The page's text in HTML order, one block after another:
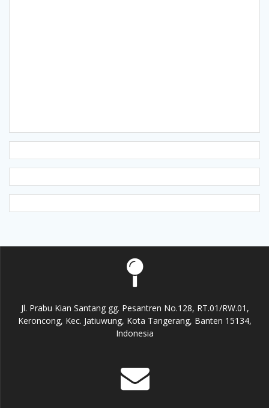
Jl. Prabu Kian Santang gg. Pesantren No.128, RT.01/RW.01,
Keroncong, Kec. Jatiuwung, Kota Tangerang, Banten 15134,
Indonesia